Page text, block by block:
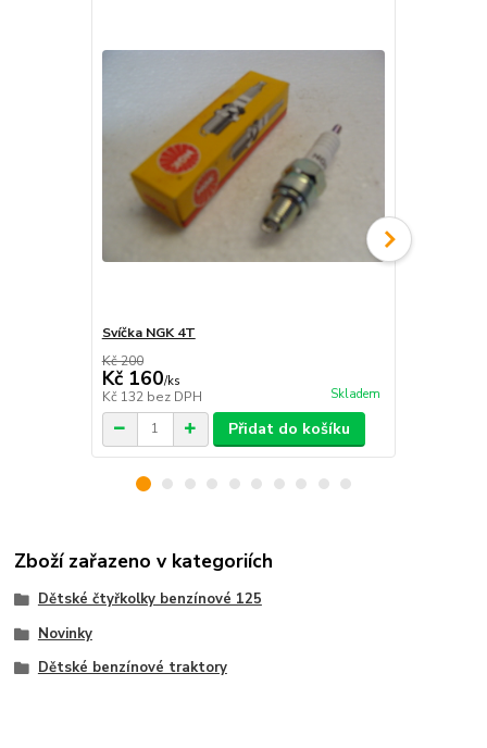
Svíčka NGK 4T
Kč 200
Kč 160/ks
Kč 132 bez DPH Skladem
Přidat do košíku
Zboží zařazeno v kategoriích
Dětské čtyřkolky benzínové 125
Novinky
Dětské benzínové traktory